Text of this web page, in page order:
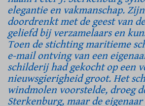
elegantie en vakmanschap.
doordrenkt met de geest van
geliefd bij verzamelaars en
Toen de stichting maritieme
e-mail ontving van een
schilderij had gekocht op een
nieuwsgierigheid groot. Het
windmolen voorstelde, droeg
Sterkenburg, maar de